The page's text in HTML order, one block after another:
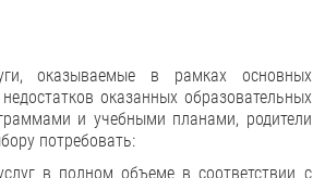
оказываемые в рамках основных
оказанных образовательных
и учебными планами, родители
потребовать:
в полном объеме в соответствии с